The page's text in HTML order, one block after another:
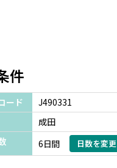
件
ード
J490331
成田
6日間 日数を変更